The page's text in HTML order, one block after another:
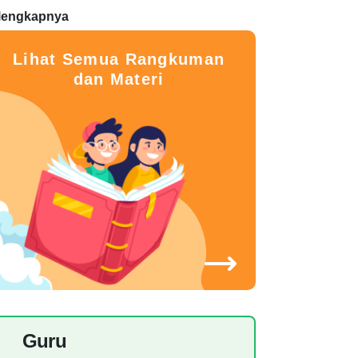
Lihat Semua Rangkuman
dan Materi
Guru